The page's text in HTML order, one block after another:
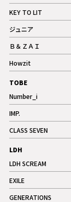
記事
KEY TO LIT
記事
ジュニア
記事
Ｂ＆ＺＡＩ
記事
Howzit
記事
TOBE
Number_i
記事
IMP.
記事
CLASS SEVEN
記事
LDH
LDH SCREAM
記事
EXILE
記事
GENERATIONS